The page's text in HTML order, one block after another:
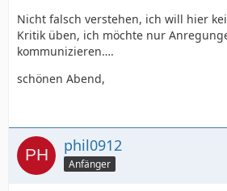
Nicht falsch verstehen, ich will hier
Kritik üben, ich möchte nur
kommunizieren….
schönen Abend,
phil0912
Anfänger